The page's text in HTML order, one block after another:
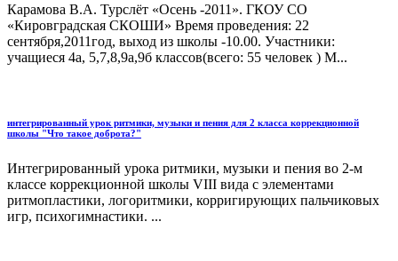
Карамова В.А. Турслёт «Осень -2011». ГКОУ СО
«Кировградская СКОШИ» Время проведения: 22
сентября,2011год, выход из школы -10.00. Участники:
учащиеся 4а, 5,7,8,9а,9б классов(всего: 55 человек ) М...
интегрированный урок ритмики, музыки и пения для 2 класса коррекционной
школы "Что такое доброта?"
Интегрированный урока ритмики, музыки и пения во 2-м
классе коррекционной школы VIII вида с элементами
ритмопластики, логоритмики, корригирующих пальчиковых
игр, психогимнастики. ...